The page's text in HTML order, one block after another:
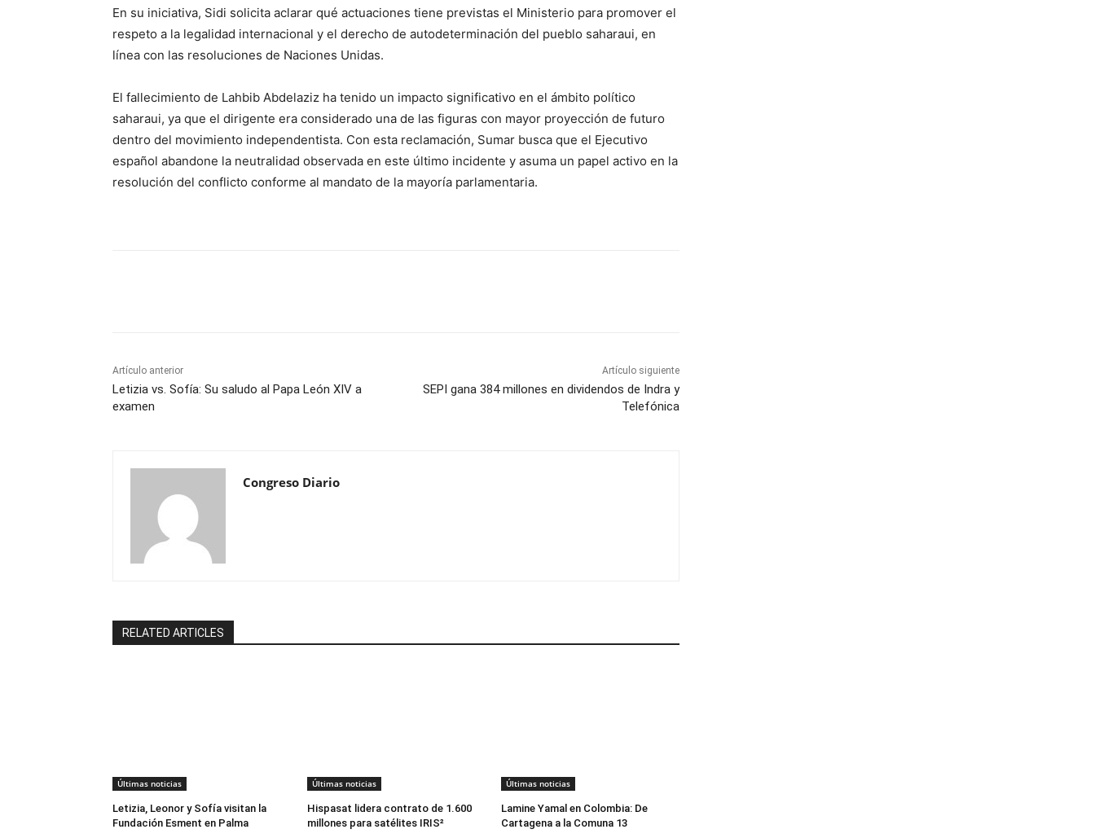
En su iniciativa, Sidi solicita aclarar qué actuaciones tiene previstas el Ministerio para promover el
respeto a la legalidad internacional y el derecho de autodeterminación del pueblo saharaui, en
línea con las resoluciones de Naciones Unidas.
El fallecimiento de Lahbib Abdelaziz ha tenido un impacto significativo en el ámbito político
saharaui, ya que el dirigente era considerado una de las figuras con mayor proyección de futuro
dentro del movimiento independentista. Con esta reclamación, Sumar busca que el Ejecutivo
español abandone la neutralidad observada en este último incidente y asuma un papel activo en la
resolución del conflicto conforme al mandato de la mayoría parlamentaria.
Artículo anterior
Letizia vs. Sofía: Su saludo al Papa León XIV a
examen
Artículo siguiente
SEPI gana 384 millones en dividendos de Indra y
Telefónica
Congreso Diario
RELATED ARTICLES
Últimas noticias
Letizia, Leonor y Sofía visitan la
Fundación Esment en Palma
Últimas noticias
Hispasat lidera contrato de 1.600
millones para satélites IRIS²
Últimas noticias
Lamine Yamal en Colombia: De
Cartagena a la Comuna 13